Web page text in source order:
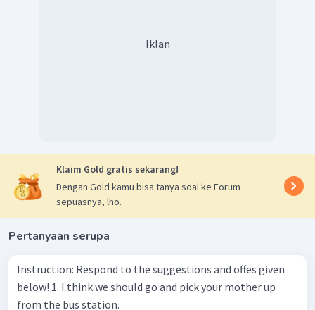
Iklan
Klaim Gold gratis sekarang!
Dengan Gold kamu bisa tanya soal ke Forum
sepuasnya, lho.
Pertanyaan serupa
Instruction: Respond to the suggestions and offes given
below! 1. I think we should go and pick your mother up
from the bus station.